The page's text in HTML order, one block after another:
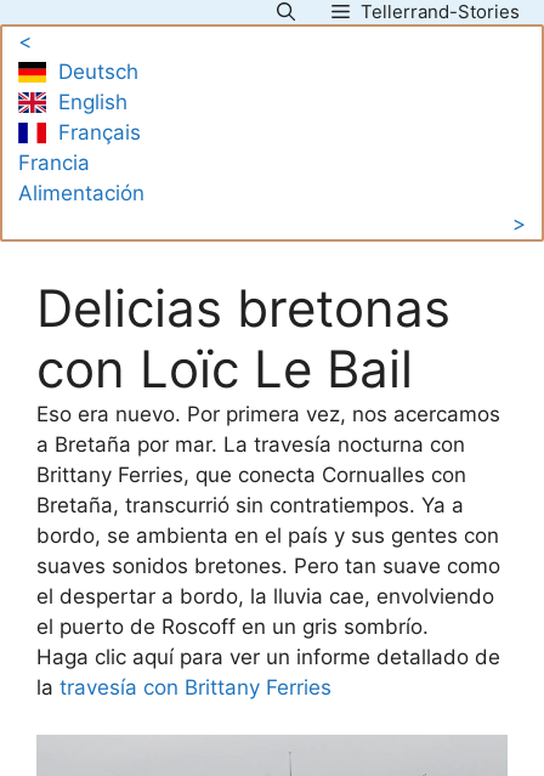
contenido
Tellerrand-Stories
<
Deutsch
English
Français
Francia
Alimentación
>
Delicias bretonas
con Loïc Le Bail
Eso era nuevo. Por primera vez, nos acercamos
a Bretaña por mar. La travesía nocturna con
Brittany Ferries, que conecta Cornualles con
Bretaña, transcurrió sin contratiempos. Ya a
bordo, se ambienta en el país y sus gentes con
suaves sonidos bretones. Pero tan suave como
el despertar a bordo, la lluvia cae, envolviendo
el puerto de Roscoff en un gris sombrío.
Haga clic aquí para ver un informe detallado de
la travesía con Brittany Ferries